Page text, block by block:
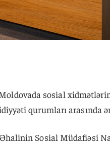
sosial
qurumları arasında
Sosial Müdafiəsi